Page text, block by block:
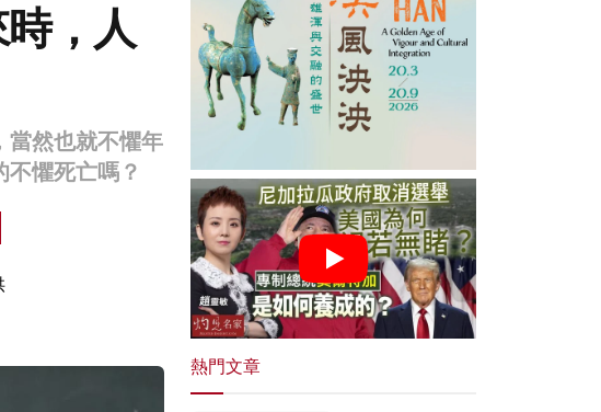
，人
當然也就不懼年
懼死亡嗎？
熱門文章